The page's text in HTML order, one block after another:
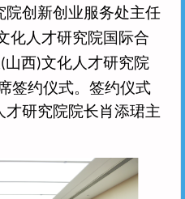
院创新创业服务处主任
化人才研究院国际合
(山西)文化人才研究院
签约仪式。签约仪式
才研究院院长肖添珺主